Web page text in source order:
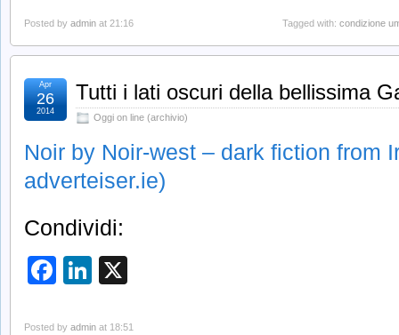
Posted by admin at 21:16 Tagged with: condizione
Tutti i lati oscuri della bellissima
Oggi on line (archivio)
Apr
26
2014
Noir by Noir-west – dark fiction from
adverteiser.ie)
Condividi:
Facebook
LinkedIn
Posted by admin at 18:51